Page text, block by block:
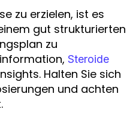
zu erzielen, ist es
gut strukturierten
zu
Steroide
Halten Sie sich
und achten